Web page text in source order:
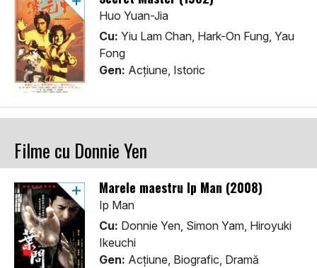
Huo Yuan-Jia
Cu: Yiu Lam Chan, Hark-On Fung, Yau
Fong
Gen: Acţiune, Istoric
Filme cu Donnie Yen
Marele maestru Ip Man (2008)
Ip Man
Cu: Donnie Yen, Simon Yam, Hiroyuki
Ikeuchi
Gen: Acţiune, Biografic, Dramă